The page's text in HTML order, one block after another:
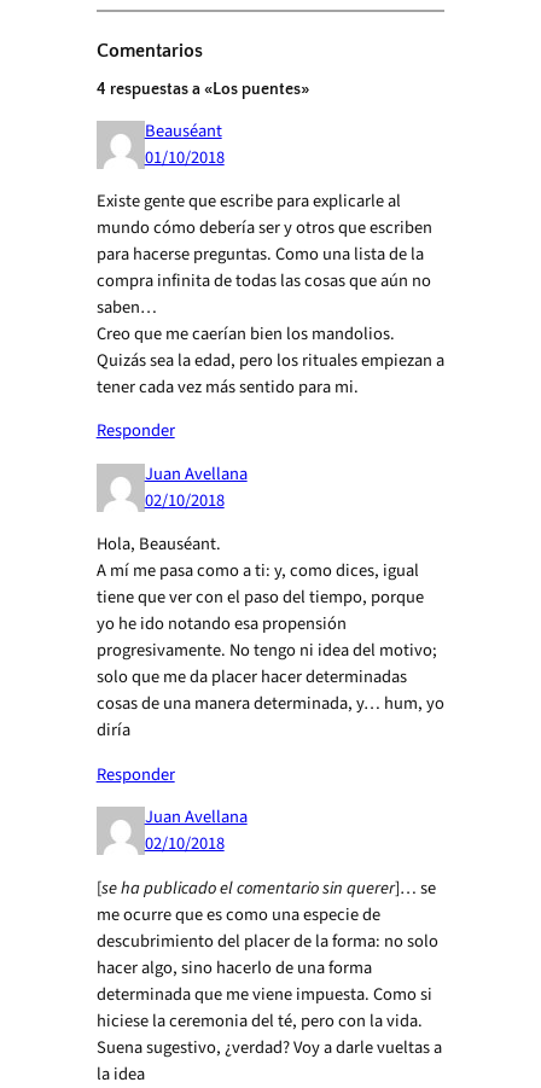
Comentarios
4 respuestas a «Los puentes»
Beauséant
01/10/2018
Existe gente que escribe para explicarle al
mundo cómo debería ser y otros que escriben
para hacerse preguntas. Como una lista de la
compra infinita de todas las cosas que aún no
saben…
Creo que me caerían bien los mandolios.
Quizás sea la edad, pero los rituales empiezan a
tener cada vez más sentido para mi.
Responder
Juan Avellana
02/10/2018
Hola, Beauséant.
A mí me pasa como a ti: y, como dices, igual
tiene que ver con el paso del tiempo, porque
yo he ido notando esa propensión
progresivamente. No tengo ni idea del motivo;
solo que me da placer hacer determinadas
cosas de una manera determinada, y… hum, yo
diría
Responder
Juan Avellana
02/10/2018
[se ha publicado el comentario sin querer]… se
me ocurre que es como una especie de
descubrimiento del placer de la forma: no solo
hacer algo, sino hacerlo de una forma
determinada que me viene impuesta. Como si
hiciese la ceremonia del té, pero con la vida.
Suena sugestivo, ¿verdad? Voy a darle vueltas a
la idea